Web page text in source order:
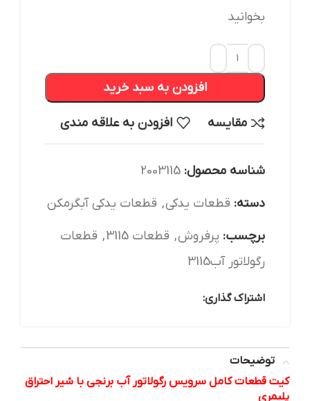
بخوانید
افزودن به سبد خرید
مقایسه افزودن به علاقه مندی
شناسه محصول: 2003115
دسته: قطعات یدکی, قطعات یدکی آبگرمکن
برچسب: پرفروش, قطعات 3115 , قطعات
رگولاتور آب3115
اشتراک گذاری:
توضیحات
کیت قطعات کامل سرویس رگولاتور آب برنجی با شیر احتراق
پلیمری